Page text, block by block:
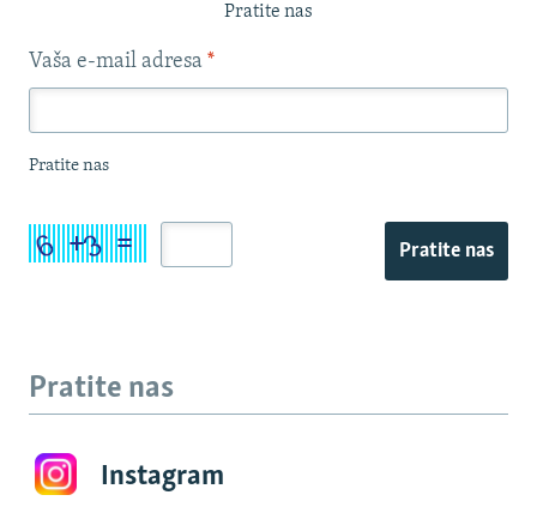
Pratite nas
Vaša e-mail adresa *
Pratite nas
Pratite nas
Pratite nas
Instagram